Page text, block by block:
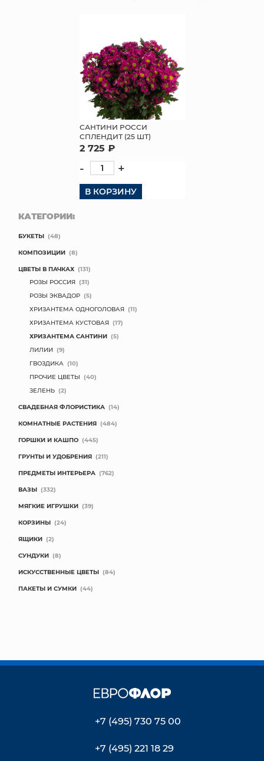
САНТИНИ РОССИ
СПЛЕНДИТ (25 ШТ)
2 725 ₽
- +
В КОРЗИНУ
КАТЕГОРИИ:
БУКЕТЫ (48)
КОМПОЗИЦИИ (8)
ЦВЕТЫ В ПАЧКАХ (131)
РОЗЫ РОССИЯ (31)
РОЗЫ ЭКВАДОР (5)
ХРИЗАНТЕМА ОДНОГОЛОВАЯ (11)
ХРИЗАНТЕМА КУСТОВАЯ (17)
ХРИЗАНТЕМА САНТИНИ (5)
ЛИЛИИ (9)
ГВОЗДИКА (10)
ПРОЧИЕ ЦВЕТЫ (40)
ЗЕЛЕНЬ (2)
СВАДЕБНАЯ ФЛОРИСТИКА (14)
КОМНАТНЫЕ РАСТЕНИЯ (484)
ГОРШКИ И КАШПО (445)
ГРУНТЫ И УДОБРЕНИЯ (211)
ПРЕДМЕТЫ ИНТЕРЬЕРА (762)
ВАЗЫ (332)
МЯГКИЕ ИГРУШКИ (39)
КОРЗИНЫ (24)
ЯЩИКИ (2)
СУНДУКИ (8)
ИСКУССТВЕННЫЕ ЦВЕТЫ (84)
ПАКЕТЫ И СУМКИ (44)
+7 (495) 730 75 00
+7 (495) 221 18 29